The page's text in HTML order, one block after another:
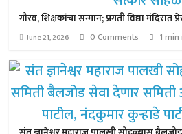
गौरव, शिक्षकांचा सन्मान; प्रगती विद्या मंदिरात
June 21, 2026 0 Comments 1